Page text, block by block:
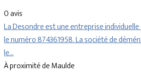
0 avis
La Desondre est une entreprise individuelle
le numéro 874361958. La société de
le…
À proximité de Maulde